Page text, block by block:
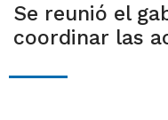
Se reunió el
coordinar las